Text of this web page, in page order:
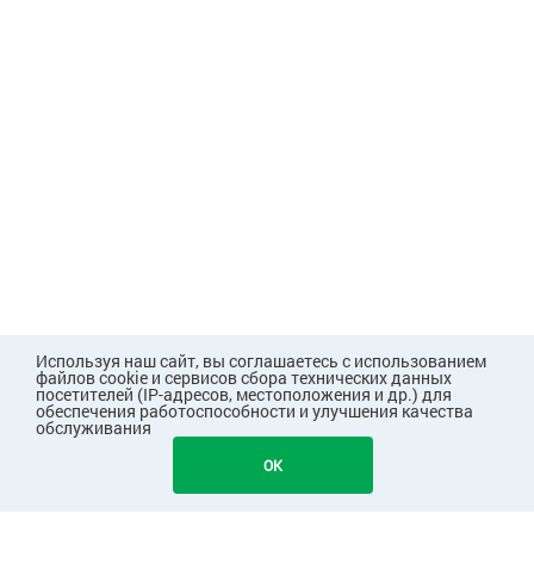
В КОРЗИНУ 2328
Используя наш сайт, вы соглашаетесь с использованием
файлов cookie и сервисов сбора технических данных
посетителей (IP-адресов, местоположения и др.) для
обеспечения работоспособности и улучшения качества
обслуживания
OK